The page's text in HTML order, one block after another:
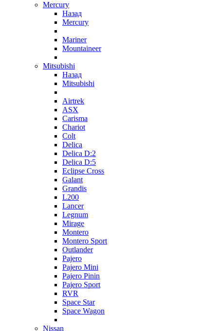
Mercury
Назад
Mercury
Mariner
Mountaineer
Mitsubishi
Назад
Mitsubishi
Airtrek
ASX
Carisma
Chariot
Colt
Delica
Delica D:2
Delica D:5
Eclipse Cross
Galant
Grandis
L200
Lancer
Legnum
Mirage
Montero
Montero Sport
Outlander
Pajero
Pajero Mini
Pajero Pinin
Pajero Sport
RVR
Space Star
Space Wagon
Nissan